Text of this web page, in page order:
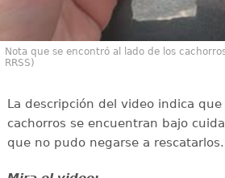
Nota que se encontró al lado de los
RRSS)
La descripción del video indica
cachorros se encuentran bajo
que no pudo negarse a rescatarlos.